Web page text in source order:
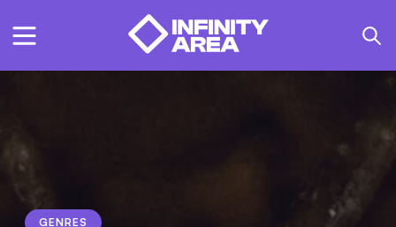
GENRES